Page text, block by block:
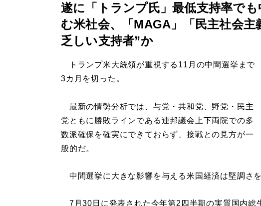
遂に「トランプ氏」最低支持率で
む米社会、「MAGA」「民主社会主
乏しい支持者”か
トランプ米大統領が重視する11月の中間選挙まで
3カ月を切った。
最新の情勢分析では、与党・共和党、野党・民主
党ともに勝敗ラインである連邦議会上下両院での多
数派確保を確実にできておらず、接戦との見方が一
般的だ。
中間選挙に大きな影響を与える米国経済は堅調さを
7月30日に発表された今年第2四半期の実質国内総